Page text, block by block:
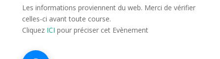
Les informations proviennent du web. Merci de vérifier
celles-ci avant toute course.
Cliquez ICI pour préciser cet Evènement